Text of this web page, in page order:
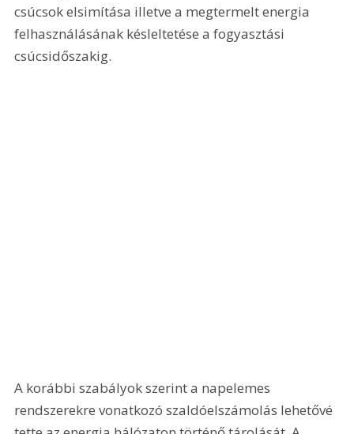
csúcsok elsimítása illetve a megtermelt energia
felhasználásának késleltetése a fogyasztási
csúcsidőszakig.
A korábbi szabályok szerint a napelemes
rendszerekre vonatkozó szaldóelszámolás lehetővé